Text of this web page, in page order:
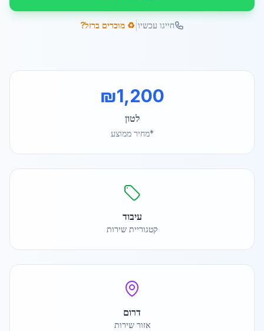
חייגו עכשיו ♻️ מוכרים ברזל?
₪1,200
לטון
*מחיר ממוצע
עיבוד
קטגוריית שירות
דרום
אזור שירות